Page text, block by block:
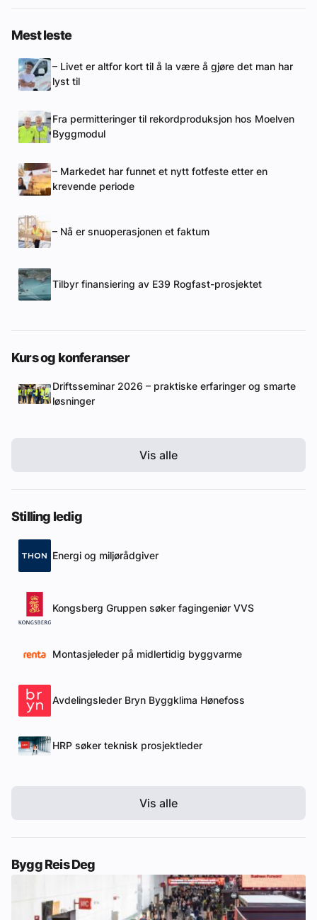
Mest leste
– Livet er altfor kort til å la være å gjøre det man har
lyst til
Fra permitteringer til rekordproduksjon hos Moelven
Byggmodul
– Markedet har funnet et nytt fotfeste etter en
krevende periode
– Nå er snuoperasjonen et faktum
Tilbyr finansiering av E39 Rogfast-prosjektet
Kurs og konferanser
Driftsseminar 2026 – praktiske erfaringer og smarte
løsninger
Vis alle
Stilling ledig
Energi og miljørådgiver
Kongsberg Gruppen søker fagingeniør VVS
Montasjeleder på midlertidig byggvarme
Avdelingsleder Bryn Byggklima Hønefoss
HRP søker teknisk prosjektleder
Vis alle
Bygg Reis Deg